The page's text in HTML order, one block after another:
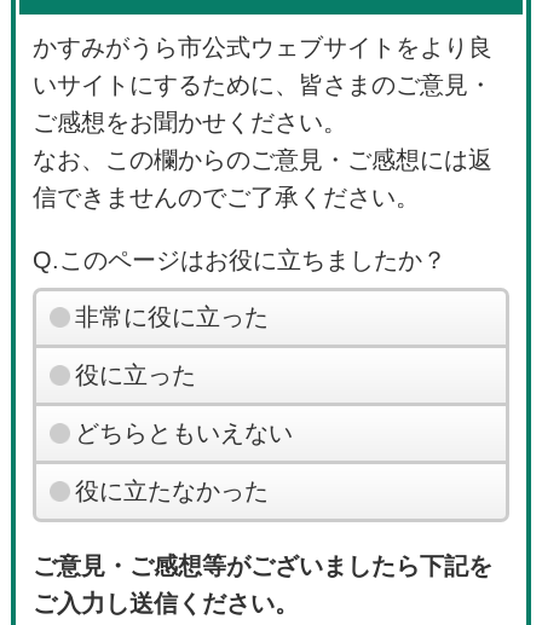
かすみがうら市公式ウェブサイトをより良
いサイトにするために、皆さまのご意見・
ご感想をお聞かせください。
なお、この欄からのご意見・ご感想には返
信できませんのでご了承ください。
Q.このページはお役に立ちましたか？
非常に役に立った
役に立った
どちらともいえない
役に立たなかった
ご意見・ご感想等がございましたら下記を
ご入力し送信ください。